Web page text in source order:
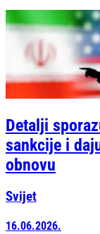
Detalji
sankcije i
obnovu
Svijet
16.06.2026.